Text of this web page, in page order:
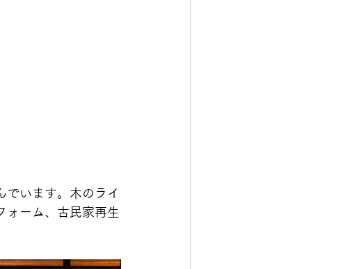
でいます。木のライ
ォーム、古民家再生